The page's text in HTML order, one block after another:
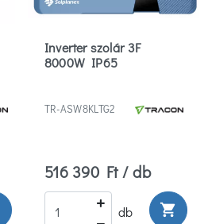
Inverter szolár 3F
8000W IP65
TR-ASW8KLTG2
516 390 Ft / db
db shopping_cart